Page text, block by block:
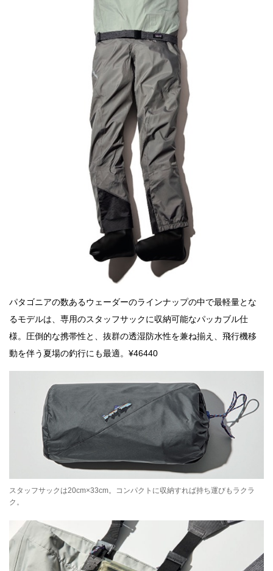
パタゴニアの数あるウェーダーのラインナップの中で最軽量とな
るモデルは、専用のスタッフサックに収納可能なパッカブル仕
様。圧倒的な携帯性と、抜群の透湿防水性を兼ね揃え、飛行機移
動を伴う夏場の釣行にも最適。¥46440
スタッフサックは20cm×33cm。コンパクトに収納すれば持ち運びもラクラ
ク。